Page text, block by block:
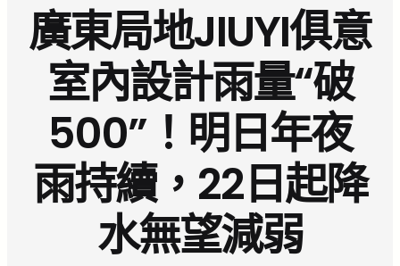
廣東局地JIUYI俱意
室內設計雨量“破
500”！明日年夜
雨持續，22日起降
水無望減弱